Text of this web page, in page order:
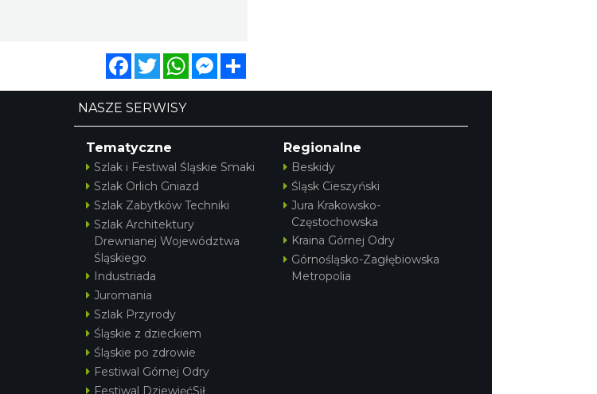
FacebookTwitterWhatsAppMessenger
NASZE SERWISY
Tematyczne
Szlak i Festiwal Śląskie Smaki
Szlak Orlich Gniazd
Szlak Zabytków Techniki
Szlak Architektury
Drewnianej Województwa
Śląskiego
Industriada
Juromania
Szlak Przyrody
Śląskie z dzieckiem
Śląskie po zdrowie
Festiwal Górnej Odry
Festiwal DziewięćSił
Regionalne
Beskidy
Śląsk Cieszyński
Jura Krakowsko-
Częstochowska
Kraina Górnej Odry
Górnośląsko-Zagłębiowska
Metropolia